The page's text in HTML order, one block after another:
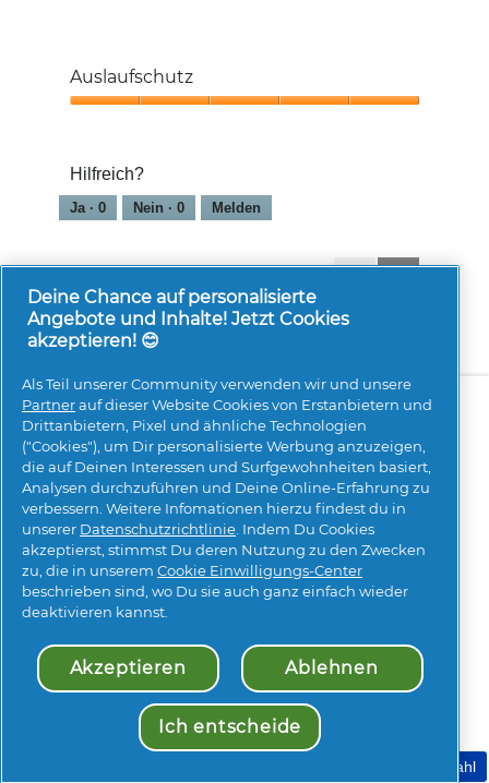
Auslaufschutz
5
Hilfreich?
Ja · 0 Nein · 0 Melden
Meine Cookie Auswahl
Über uns Kontakt pg.com besuchen
Mehr Inspiration
Meine Daten
Geschäftsbedingungen
Impressum
Über Cookies Sitemap
© 2026 Procter & Gamble. Alle Rechte vorbehalten. Der
Gebrauch und Zugang zu den Informationen auf dieser
Seite unterliegen unseren Nutzungsbedingungen.
Deine Chance auf personalisierte
Angebote und Inhalte! Jetzt Cookies
akzeptieren! 😊
Als Teil unserer Community verwenden wir und unsere
Partnerauf dieser Website Cookies von Erstanbietern und
Drittanbietern, Pixel und ähnliche Technologien
("Cookies"), um Dir personalisierte Werbung anzuzeigen,
die auf Deinen Interessen und Surfgewohnheiten basiert,
Analysen durchzuführen und Deine Online-Erfahrung zu
verbessern. Weitere Infomationen hierzu findest du in
unserer Datenschutzrichtlinie. Indem Du Cookies
akzeptierst, stimmst Du deren Nutzung zu den Zwecken
zu, die in unserem Cookie Einwilligungs-Center
beschrieben sind, wo Du sie auch ganz einfach wieder
deaktivieren kannst.
Akzeptieren Ablehnen
Ich entscheide